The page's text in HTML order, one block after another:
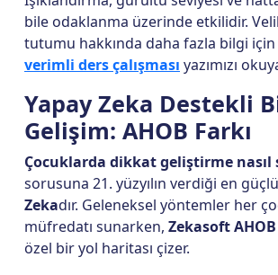
bile odaklanma üzerinde etkilidir.
tutumu hakkında daha fazla bilgi için
verimli ders çalışması yazımızı
Yapay Zeka Destekli
Gelişim: AHOB Farkı
Çocuklarda dikkat geliştirme nasıl
sorusuna 21. yüzyılın verdiği en
Zekadır. Geleneksel yöntemler her
müfredatı sunarken, Zekasoft AHOB
özel bir yol haritası çizer.